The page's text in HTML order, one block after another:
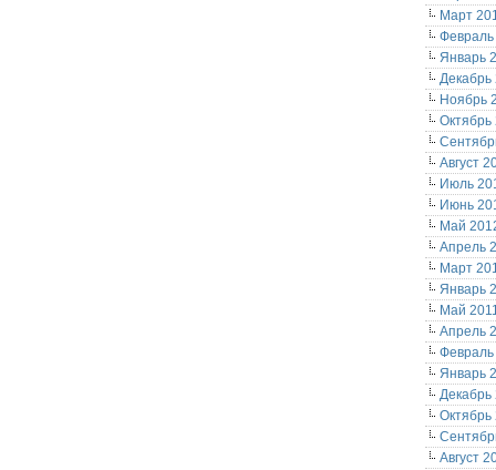
Март
Январь
Декабрь
Ноябрь
Октябрь
Август
Июль
Июнь
Май
Апрель
Март
Январь
Май
Апрель
Февраль
Январь
Декабрь
Октябрь
Август